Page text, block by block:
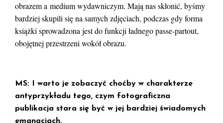
obrazem a medium wydawniczym. Mają nas skłonić, byśmy
bardziej skupili się na samych zdjęciach, podczas gdy forma
książki sprowadzona jest do funkcji ładnego passe-partout,
obojętnej przestrzeni wokół obrazu.
MS: I warto je zobaczyć choćby w charakterze
antyprzykładu tego, czym fotograficzna
publikacja stara się być w jej bardziej świadomych
emanacjach.